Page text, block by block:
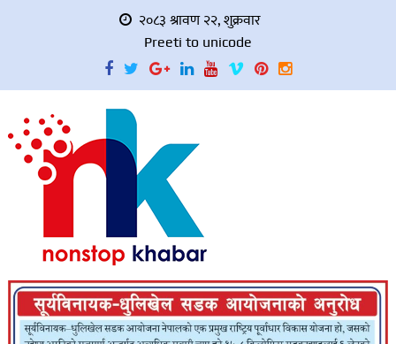
२०८३ श्रावण २२, शुक्रवार
Preeti to unicode